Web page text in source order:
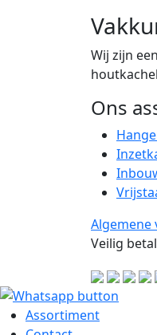
Wij zijn
Ons
Algemene
Veilig
Assortiment